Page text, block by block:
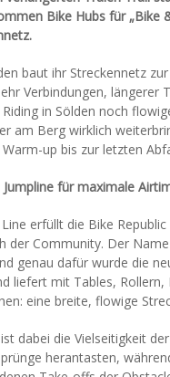
Bike Hubs für „Bike
baut ihr Streckennetz
Verbindungen, längerer
in Sölden noch
am Berg wirklich
up bis zur letzten
für maximale
erfüllt die Bike
der Community. Der
genau dafür wurde die
liefert mit Tables,
eine breite, flowige
dabei die Vielseitigkeit
herantasten,